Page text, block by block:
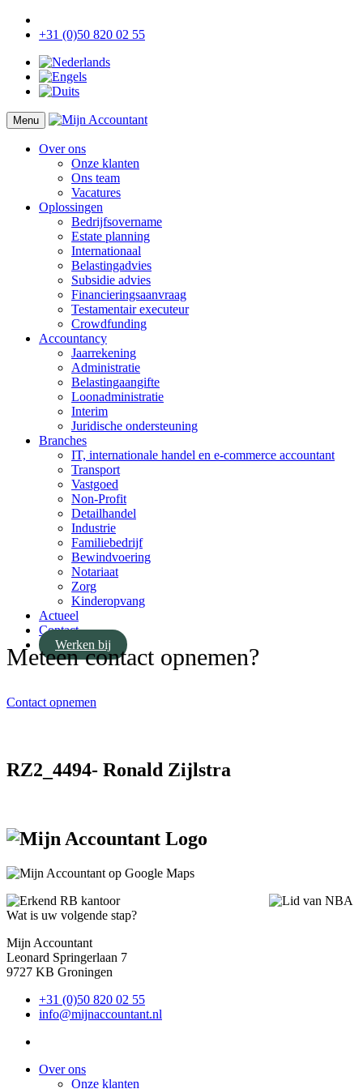
+31 (0)50 820 02 55
Menu
Over ons
Onze klanten
Ons team
Vacatures
Oplossingen
Bedrijfsovername
Estate planning
Internationaal
Belastingadvies
Subsidie advies
Financieringsaanvraag
Testamentair executeur
Crowdfunding
Accountancy
Jaarrekening
Administratie
Belastingaangifte
Loonadministratie
Interim
Juridische ondersteuning
Branches
IT, internationale handel en e-commerce accountant
Transport
Vastgoed
Non-Profit
Detailhandel
Industrie
Familiebedrijf
Bewindvoering
Notariaat
Zorg
Kinderopvang
Actueel
Contact
Werken bij
Meteen contact opnemen?
Contact opnemen
RZ2_4494- Ronald Zijlstra
Wat is uw volgende stap?
Mijn Accountant
Leonard Springerlaan 7
9727 KB Groningen
+31 (0)50 820 02 55
info@mijnaccountant.nl
Over ons
Onze klanten